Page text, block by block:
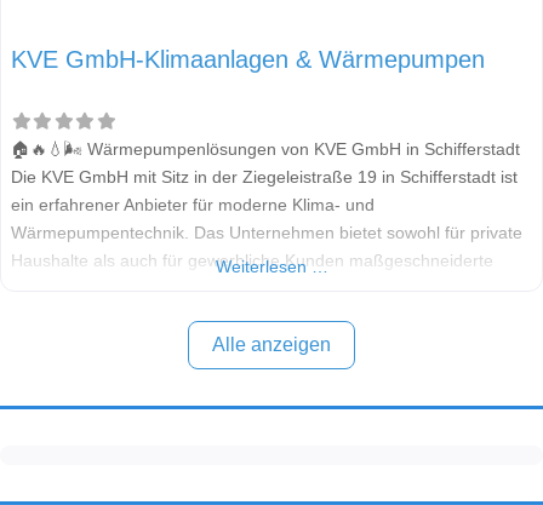
KVE GmbH-Klimaanlagen & Wärmepumpen
🏠🔥💧🌬️ Wärmepumpenlösungen von KVE GmbH in Schifferstadt
Die KVE GmbH mit Sitz in der Ziegeleistraße 19 in Schifferstadt ist
ein erfahrener Anbieter für moderne Klima- und
Wärmepumpentechnik. Das Unternehmen bietet sowohl für private
Haushalte als auch für gewerbliche Kunden maßgeschneiderte
Weiterlesen …
Alle anzeigen